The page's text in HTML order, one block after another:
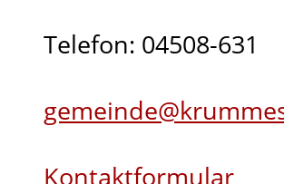
Telefon: 04508-631
Kontaktformular